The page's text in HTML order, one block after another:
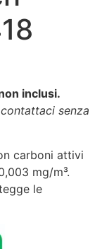
inclusi.
senza
carboni attivi
mg/m³.
le